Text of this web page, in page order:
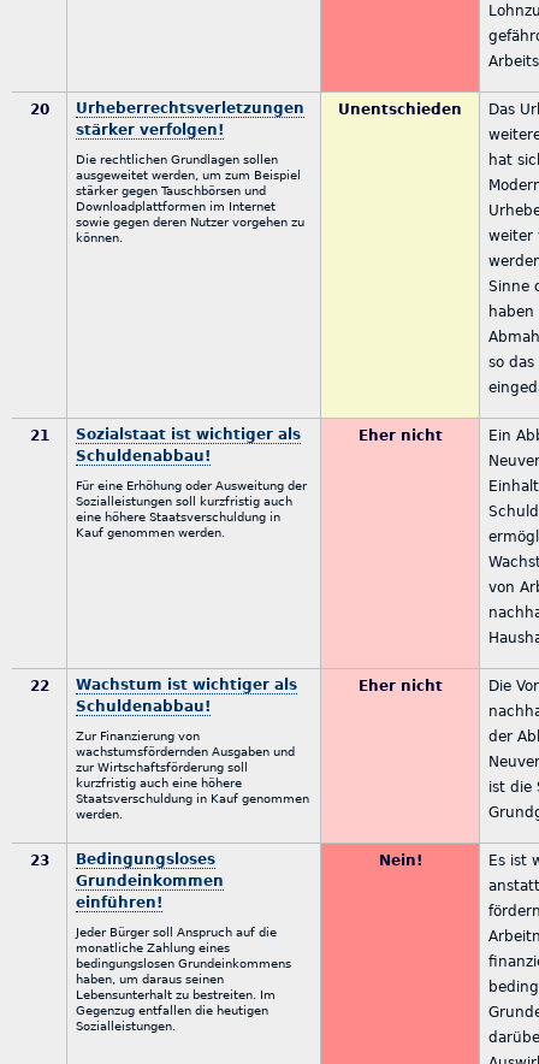
20
Urheberrechtsverletzungen
stärker verfolgen!
Die rechtlichen Grundlagen sollen
ausgeweitet werden, um zum Beispiel
stärker gegen Tauschbörsen und
Downloadplattformen im Internet
sowie gegen deren Nutzer vorgehen zu
können.
Unentschieden
Das
hat
weiter
Sinne
haben
so
21
Sozialstaat ist wichtiger als
Schuldenabbau!
Für eine Erhöhung oder Ausweitung der
Sozialleistungen soll kurzfristig auch
eine höhere Staatsverschuldung in
Kauf genommen werden.
Eher nicht
Ein
von
22
Wachstum ist wichtiger als
Schuldenabbau!
Zur Finanzierung von
wachstumsfördernden Ausgaben und
zur Wirtschaftsförderung soll
kurzfristig auch eine höhere
Staatsverschuldung in Kauf genommen
werden.
Eher nicht
Die
der
ist die
23
Bedingungsloses
Grundeinkommen
einführen!
Jeder Bürger soll Anspruch auf die
monatliche Zahlung eines
bedingungslosen Grundeinkommens
haben, um daraus seinen
Lebensunterhalt zu bestreiten. Im
Gegenzug entfallen die heutigen
Sozialleistungen.
Nein!
Es ist